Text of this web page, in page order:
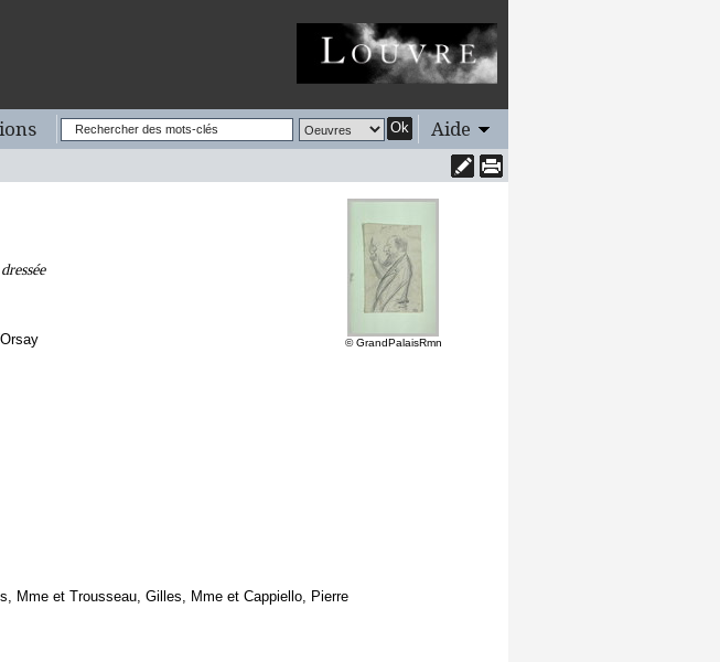
Ok Aide
© GrandPalaisRmn
Mme et Trousseau, Gilles, Mme et Cappiello, Pierre